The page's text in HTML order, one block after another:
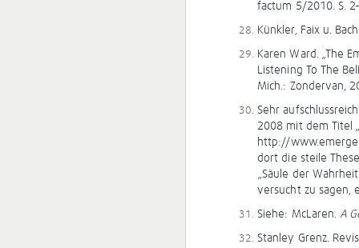
factum 5/2010. S.
Künkler, Faix u.
Karen Ward. „The
Listening To The
Mich.: Zondervan,
Sehr
2008 mit dem Titel
http://
dort die steile
„Säule der
versucht zu sagen,
Siehe: McLaren.A
Stanley Grenz.